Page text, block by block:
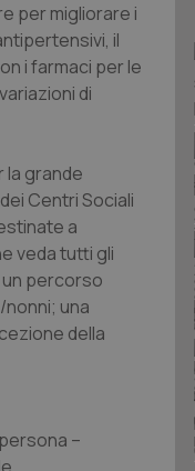
per migliorare i
il
i farmaci per le
di
la grande
Centri Sociali
a
veda tutti gli
un percorso
una
della
–